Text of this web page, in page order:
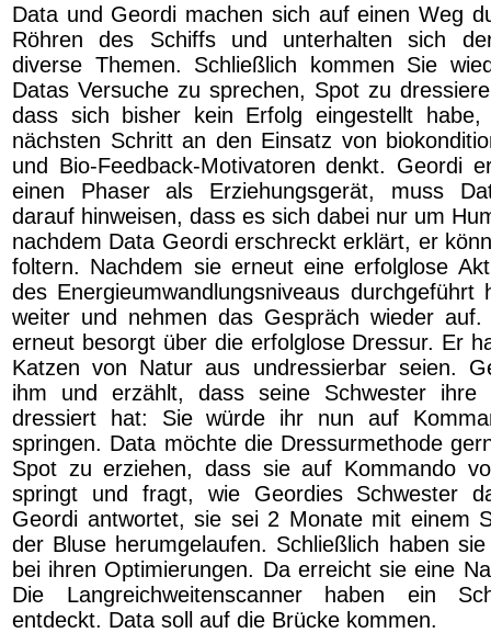
Data und Geordi machen sich auf einen Weg
Röhren des Schiffs und unterhalten sich
diverse Themen. Schließlich kommen Sie
Datas Versuche zu sprechen, Spot zu
dass sich bisher kein Erfolg eingestellt
nächsten Schritt an den Einsatz von
und Bio-Feedback-Motivatoren denkt. Geordi
einen Phaser als Erziehungsgerät, muss
darauf hinweisen, dass es sich dabei nur um
nachdem Data Geordi erschreckt erklärt, er
foltern. Nachdem sie erneut eine erfolglose
des Energieumwandlungsniveaus durchgeführt
weiter und nehmen das Gespräch wieder
erneut besorgt über die erfolglose Dressur. Er
Katzen von Natur aus undressierbar seien.
ihm und erzählt, dass seine Schwester ihre
dressiert hat: Sie würde ihr nun auf
springen. Data möchte die Dressurmethode
Spot zu erziehen, dass sie auf Kommando
springt und fragt, wie Geordies Schwester
Geordi antwortet, sie sei 2 Monate mit einem
der Bluse herumgelaufen. Schließlich haben
bei ihren Optimierungen. Da erreicht sie eine
Die Langreichweitenscanner haben ein
entdeckt. Data soll auf die Brücke kommen.